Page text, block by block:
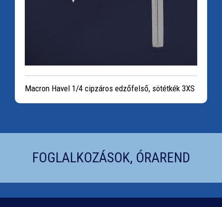
Macron Havel 1/4 cipzáros edzőfelső, sötétkék 3XS
FOGLALKOZÁSOK, ÓRAREND